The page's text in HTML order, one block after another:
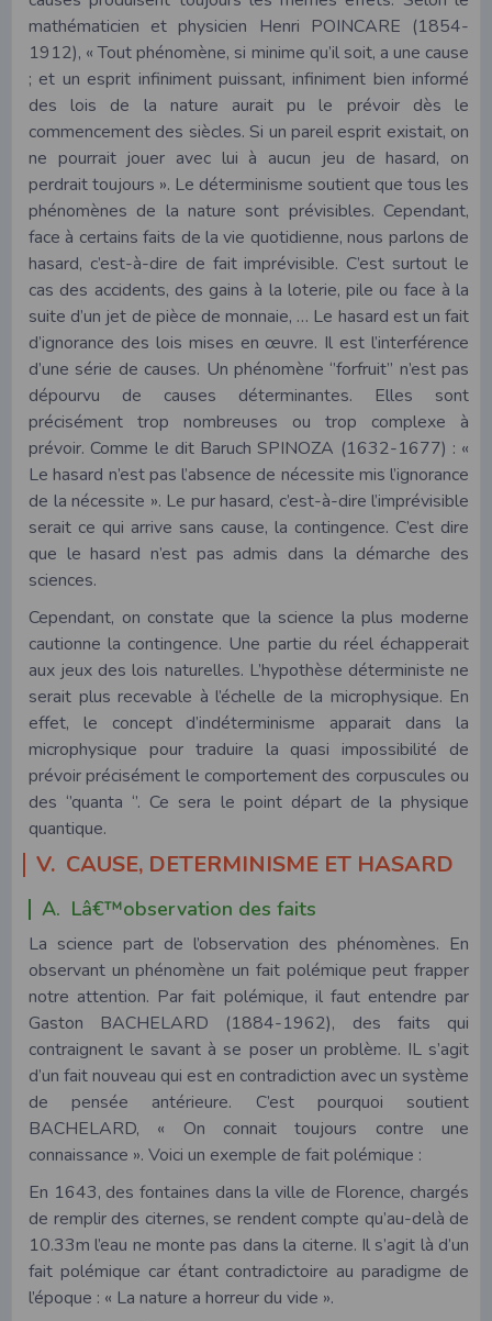
mathématicien et physicien Henri POINCARE (1854-
1912), « Tout phénomène, si minime qu’il soit, a une cause
; et un esprit infiniment puissant, infiniment bien informé
des lois de la nature aurait pu le prévoir dès le
commencement des siècles. Si un pareil esprit existait, on
ne pourrait jouer avec lui à aucun jeu de hasard, on
perdrait toujours ». Le déterminisme soutient que tous les
phénomènes de la nature sont prévisibles. Cependant,
face à certains faits de la vie quotidienne, nous parlons de
hasard, c’est-à-dire de fait imprévisible. C’est surtout le
cas des accidents, des gains à la loterie, pile ou face à la
suite d’un jet de pièce de monnaie, … Le hasard est un fait
d’ignorance des lois mises en œuvre. Il est l’interférence
d’une série de causes. Un phénomène ‘’forfruit’’ n’est pas
dépourvu de causes déterminantes. Elles sont
précisément trop nombreuses ou trop complexe à
prévoir. Comme le dit Baruch SPINOZA (1632-1677) : «
Le hasard n’est pas l’absence de nécessite mis l’ignorance
de la nécessite ». Le pur hasard, c’est-à-dire l’imprévisible
serait ce qui arrive sans cause, la contingence. C’est dire
que le hasard n’est pas admis dans la démarche des
sciences.
Cependant, on constate que la science la plus moderne
cautionne la contingence. Une partie du réel échapperait
aux jeux des lois naturelles. L’hypothèse déterministe ne
serait plus recevable à l’échelle de la microphysique. En
effet, le concept d’indéterminisme apparait dans la
microphysique pour traduire la quasi impossibilité de
prévoir précisément le comportement des corpuscules ou
des ‘’quanta ‘’. Ce sera le point départ de la physique
quantique.
V. CAUSE, DETERMINISME ET HASARD
A. Lâ€™observation des faits
La science part de l’observation des phénomènes. En
observant un phénomène un fait polémique peut frapper
notre attention. Par fait polémique, il faut entendre par
Gaston BACHELARD (1884-1962), des faits qui
contraignent le savant à se poser un problème. IL s’agit
d’un fait nouveau qui est en contradiction avec un système
de pensée antérieure. C’est pourquoi soutient
BACHELARD, « On connait toujours contre une
connaissance ». Voici un exemple de fait polémique :
En 1643, des fontaines dans la ville de Florence, chargés
de remplir des citernes, se rendent compte qu’au-delà de
10.33m l’eau ne monte pas dans la citerne. Il s’agit là d’un
fait polémique car étant contradictoire au paradigme de
l’époque : « La nature a horreur du vide ».